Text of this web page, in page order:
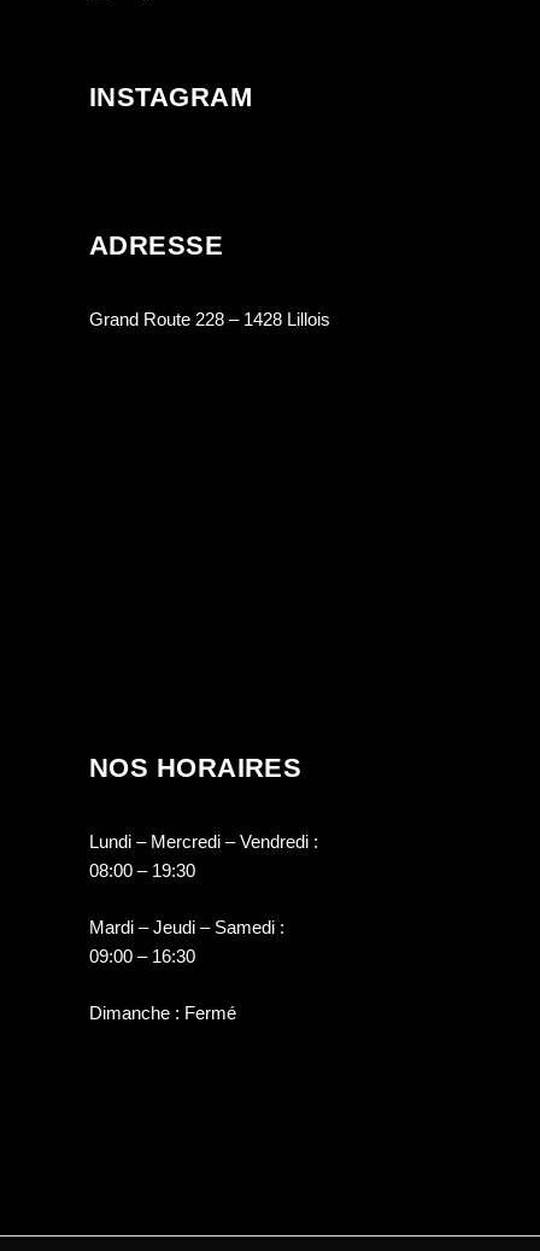
INSTAGRAM
ADRESSE
Grand Route 228 – 1428 Lillois
NOS HORAIRES
Lundi – Mercredi – Vendredi :
08:00 – 19:30
Mardi – Jeudi – Samedi :
09:00 – 16:30
Dimanche : Fermé